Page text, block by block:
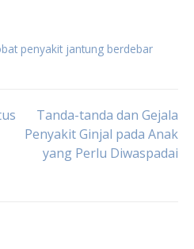
penyakit jantung berdebar
Tanda-tanda dan Gejala
Penyakit Ginjal pada Anak
yang Perlu Diwaspadai